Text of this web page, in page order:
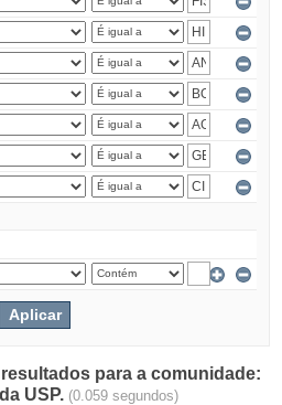
para a comunidade:
USP. (0.059 segundos)